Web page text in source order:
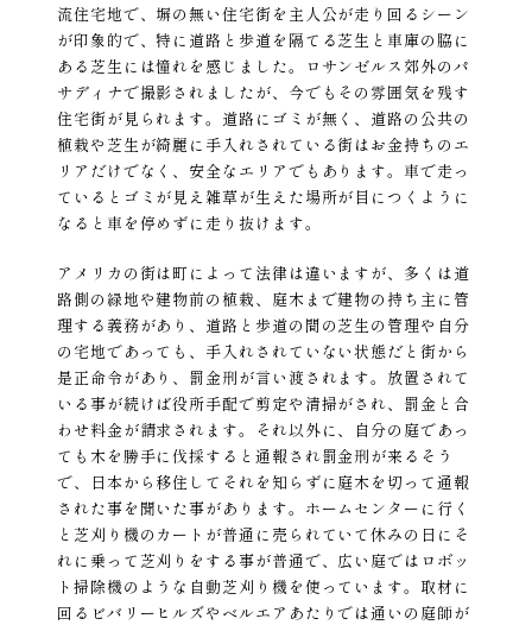
流住宅地で、塀の無い住宅街を主人公が走り回るシーン
が印象的で、特に道路と歩道を隔てる芝生と車庫の脇に
ある芝生には憧れを感じました。ロサンゼルス郊外のパ
サディナで撮影されましたが、今でもその雰囲気を残す
住宅街が見られます。道路にゴミが無く、道路の公共の
植栽や芝生が綺麗に手入れされている街はお金持ちのエ
リアだけでなく、安全なエリアでもあります。車で走っ
ているとゴミが見え雑草が生えた場所が目につくように
なると車を停めずに走り抜けます。
アメリカの街は町によって法律は違いますが、多くは道
路側の緑地や建物前の植栽、庭木まで建物の持ち主に管
理する義務があり、道路と歩道の間の芝生の管理や自分
の宅地であっても、手入れされていない状態だと街から
是正命令があり、罰金刑が言い渡されます。放置されて
いる事が続けば役所手配で剪定や清掃がされ、罰金と合
わせ料金が請求されます。それ以外に、自分の庭であっ
ても木を勝手に伐採すると通報され罰金刑が来るそう
で、日本から移住してそれを知らずに庭木を切って通報
された事を聞いた事があります。ホームセンターに行く
と芝刈り機のカートが普通に売られていて休みの日にそ
れに乗って芝刈りをする事が普通で、広い庭ではロボッ
ト掃除機のような自動芝刈り機を使っています。取材に
回るビバリーヒルズやベルエアあたりでは通いの庭師が